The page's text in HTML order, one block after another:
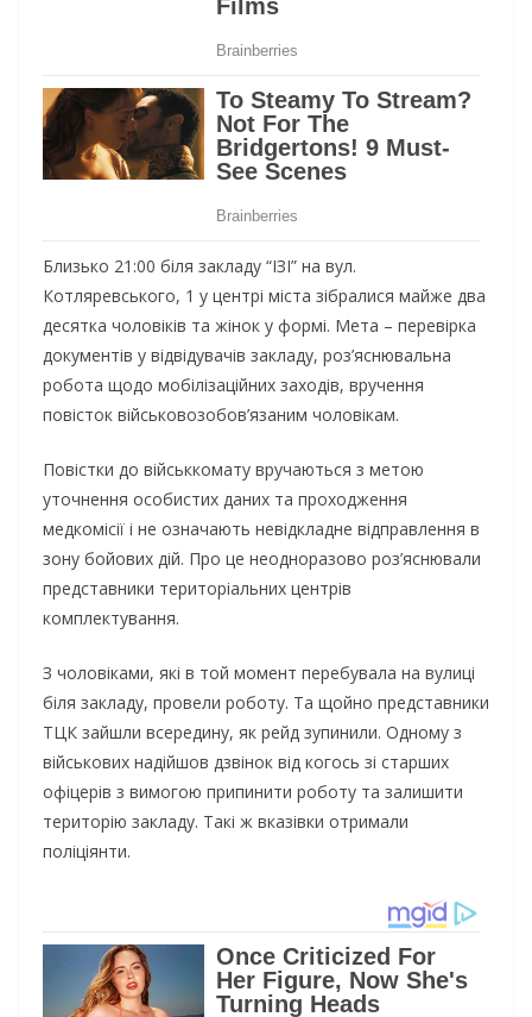
Близько 21:00 біля закладу “ІЗІ” на вул.
Котляревського, 1 у центрі міста зібралися майже два
десятка чоловіків та жінок у формі. Мета – перевірка
документів у відвідувачів закладу, роз’яснювальна
робота щодо мобілізаційних заходів, вручення
повісток військовозобов’язаним чоловікам.
Повістки до військкомату вручаються з метою
уточнення особистих даних та проходження
медкомісії і не означають невідкладне відправлення в
зону бойових дій. Про це неодноразово роз’яснювали
представники територіальних центрів
комплектування.
З чоловіками, які в той момент перебувала на вулиці
біля закладу, провели роботу. Та щойно представники
ТЦК зайшли всередину, як рейд зупинили. Одному з
військових надійшов дзвінок від когось зі старших
офіцерів з вимогою припинити роботу та залишити
територію закладу. Такі ж вказівки отримали
поліціянти.